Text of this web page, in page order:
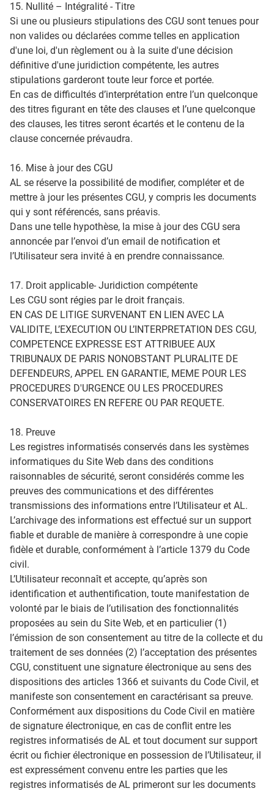
15. Nullité – Intégralité - Titre
Si une ou plusieurs stipulations des CGU sont tenues pour
non valides ou déclarées comme telles en application
d'une loi, d'un règlement ou à la suite d'une décision
définitive d'une juridiction compétente, les autres
stipulations garderont toute leur force et portée.
En cas de difficultés d’interprétation entre l’un quelconque
des titres figurant en tête des clauses et l’une quelconque
des clauses, les titres seront écartés et le contenu de la
clause concernée prévaudra.
16. Mise à jour des CGU
AL se réserve la possibilité de modifier, compléter et de
mettre à jour les présentes CGU, y compris les documents
qui y sont référencés, sans préavis.
Dans une telle hypothèse, la mise à jour des CGU sera
annoncée par l’envoi d’un email de notification et
l’Utilisateur sera invité à en prendre connaissance.
17. Droit applicable- Juridiction compétente
Les CGU sont régies par le droit français.
EN CAS DE LITIGE SURVENANT EN LIEN AVEC LA
VALIDITE, L’EXECUTION OU L’INTERPRETATION DES CGU,
COMPETENCE EXPRESSE EST ATTRIBUEE AUX
TRIBUNAUX DE PARIS NONOBSTANT PLURALITE DE
DEFENDEURS, APPEL EN GARANTIE, MEME POUR LES
PROCEDURES D'URGENCE OU LES PROCEDURES
CONSERVATOIRES EN REFERE OU PAR REQUETE.
18. Preuve
Les registres informatisés conservés dans les systèmes
informatiques du Site Web dans des conditions
raisonnables de sécurité, seront considérés comme les
preuves des communications et des différentes
transmissions des informations entre l’Utilisateur et AL.
L’archivage des informations est effectué sur un support
fiable et durable de manière à correspondre à une copie
fidèle et durable, conformément à l’article 1379 du Code
civil.
L’Utilisateur reconnaît et accepte, qu’après son
identification et authentification, toute manifestation de
volonté par le biais de l’utilisation des fonctionnalités
proposées au sein du Site Web, et en particulier (1)
l’émission de son consentement au titre de la collecte et du
traitement de ses données (2) l’acceptation des présentes
CGU, constituent une signature électronique au sens des
dispositions des articles 1366 et suivants du Code Civil, et
manifeste son consentement en caractérisant sa preuve.
Conformément aux dispositions du Code Civil en matière
de signature électronique, en cas de conflit entre les
registres informatisés de AL et tout document sur support
écrit ou fichier électronique en possession de l’Utilisateur, il
est expressément convenu entre les parties que les
registres informatisés de AL primeront sur les documents